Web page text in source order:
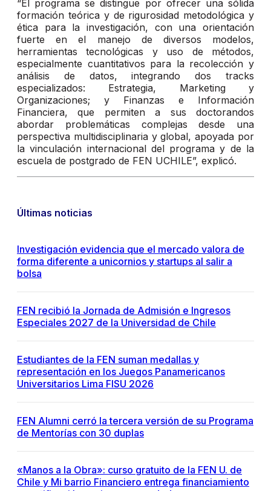
“El programa se distingue por ofrecer una sólida
formación teórica y de rigurosidad metodológica y
ética para la investigación, con una orientación
fuerte en el manejo de diversos modelos,
herramientas tecnológicas y uso de métodos,
especialmente cuantitativos para la recolección y
análisis de datos, integrando dos tracks
especializados: Estrategia, Marketing y
Organizaciones; y Finanzas e Información
Financiera, que permiten a sus doctorandos
abordar problemáticas complejas desde una
perspectiva multidisciplinaria y global, apoyada por
la vinculación internacional del programa y de la
escuela de postgrado de FEN UCHILE”, explicó.
Últimas noticias
Investigación evidencia que el mercado valora de
forma diferente a unicornios y startups al salir a
bolsa
FEN recibió la Jornada de Admisión e Ingresos
Especiales 2027 de la Universidad de Chile
Estudiantes de la FEN suman medallas y
representación en los Juegos Panamericanos
Universitarios Lima FISU 2026
FEN Alumni cerró la tercera versión de su Programa
de Mentorías con 30 duplas
«Manos a la Obra»: curso gratuito de la FEN U. de
Chile y Mi barrio Financiero entrega financiamiento